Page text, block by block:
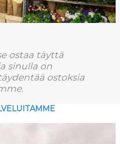
ostaa täyttä
sinulla on
ostoksia